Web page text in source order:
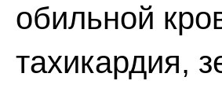
обильной
тахикардия,